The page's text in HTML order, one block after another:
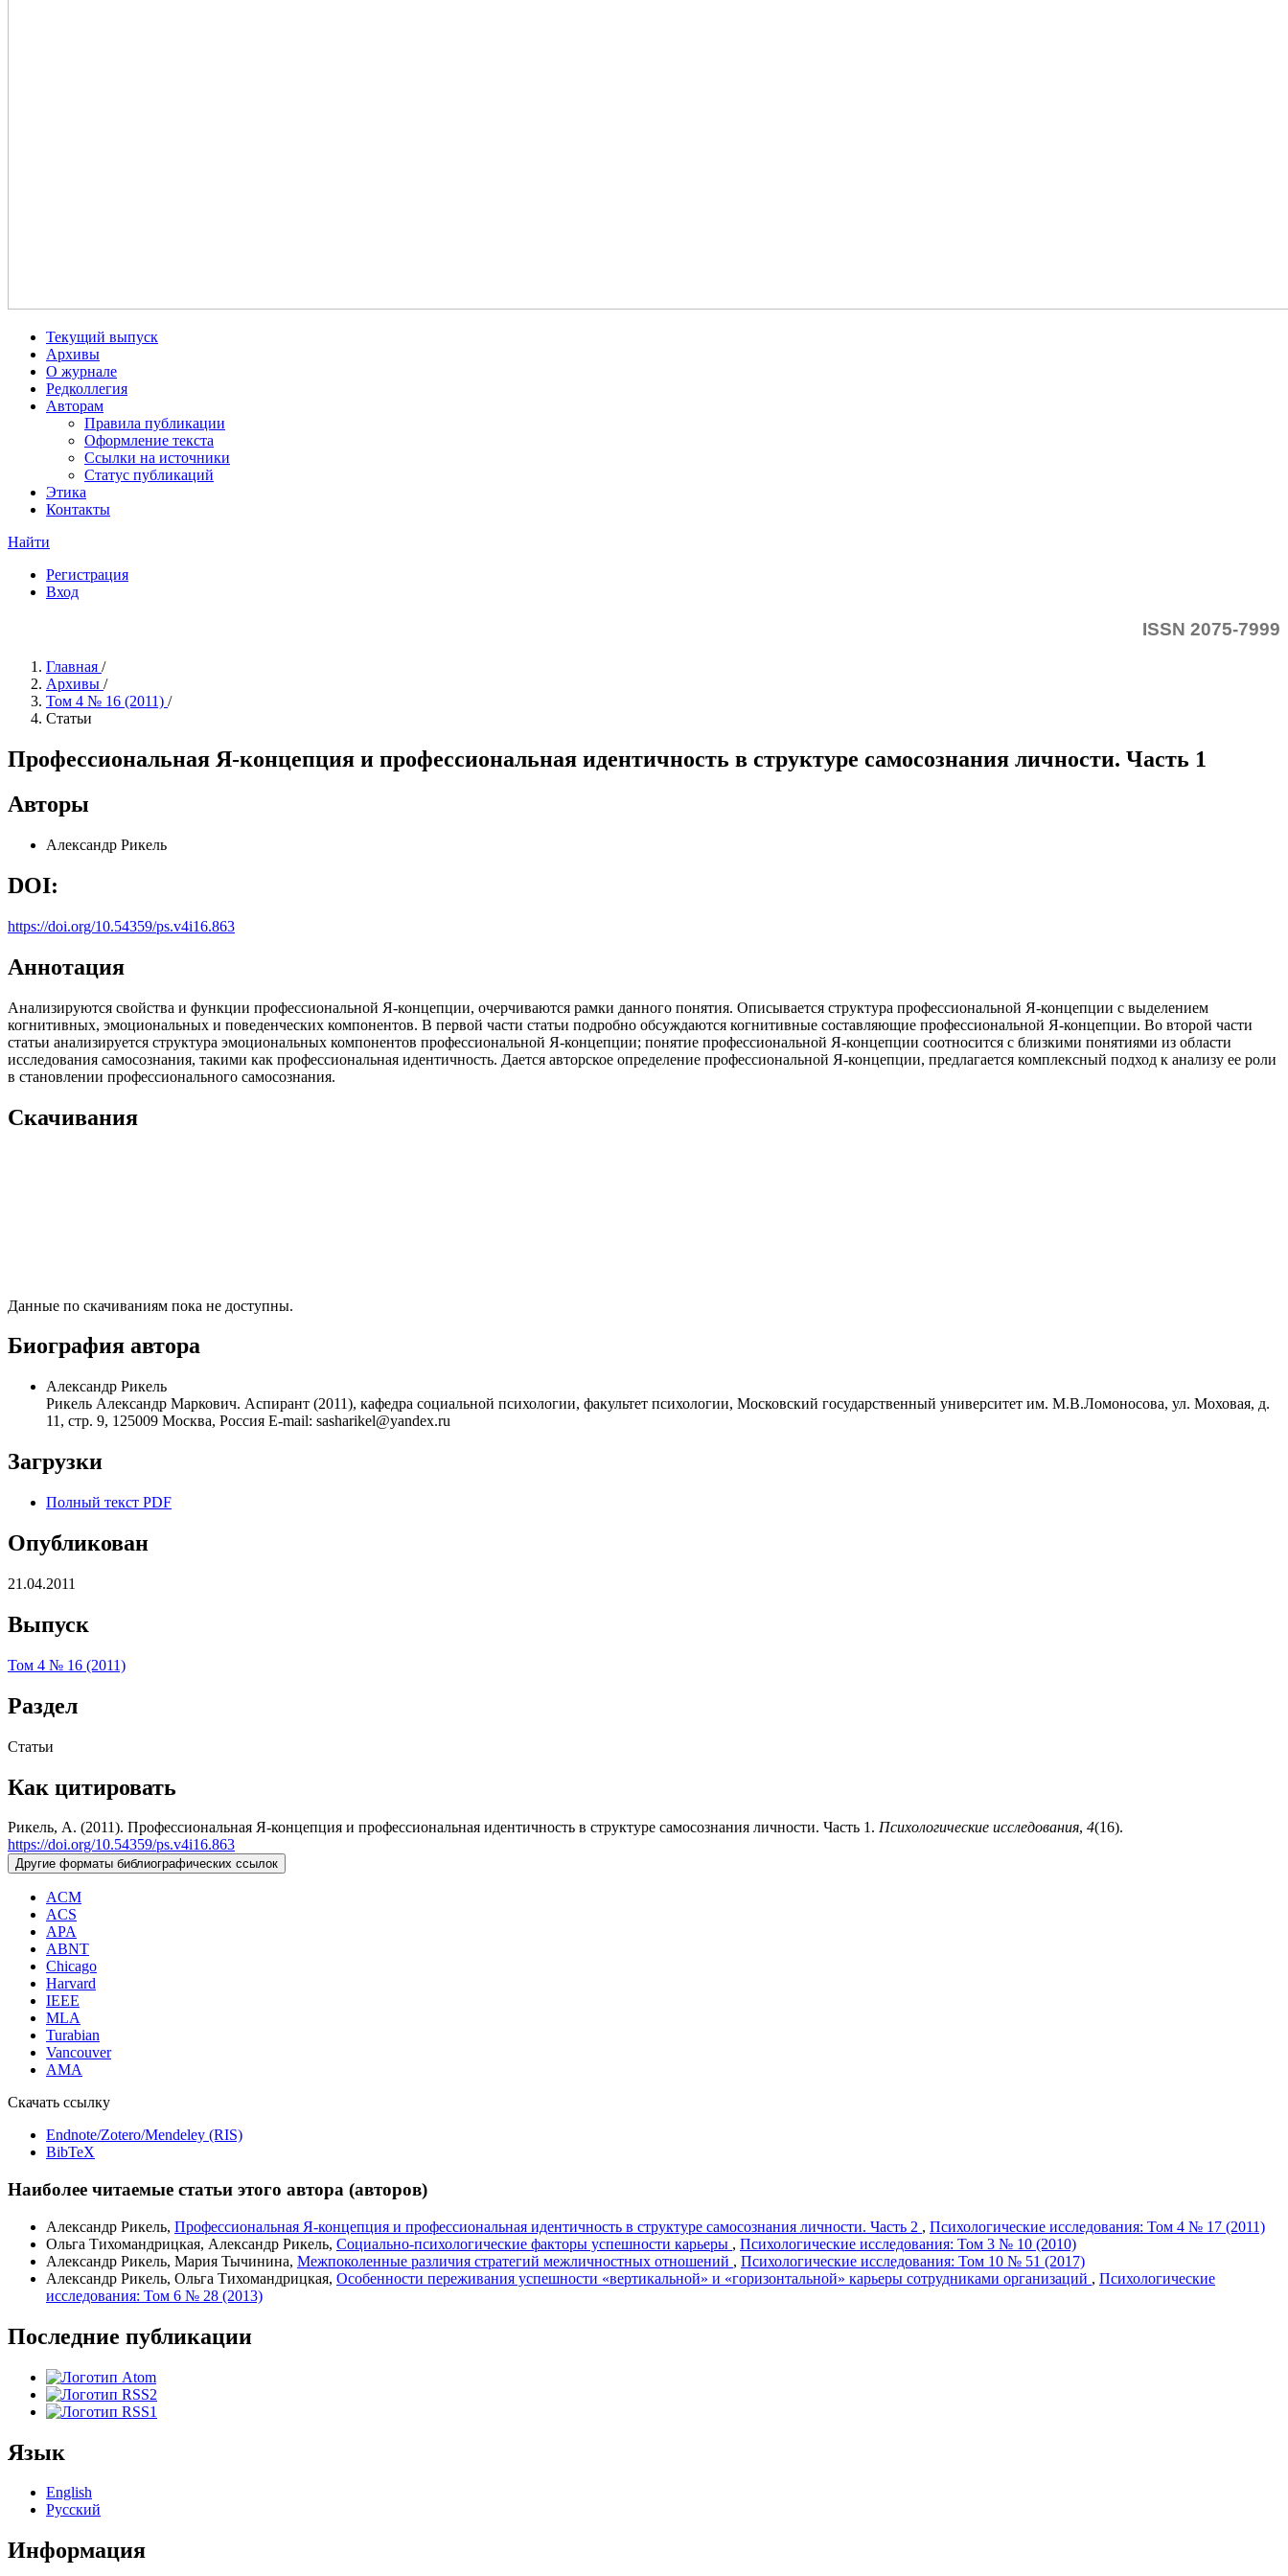
Текущий выпуск
Архивы
О журнале
Редколлегия
Авторам
Правила публикации
Оформление текста
Ссылки на источники
Статус публикаций
Этика
Контакты
Найти
Регистрация
Вход
ISSN 2075-7999
Главная /
Архивы /
Том 4 № 16 (2011) /
Статьи
Профессиональная Я-концепция и профессиональная идентичность в структуре самосознания личности. Часть 1
Авторы
Александр Рикель
DOI:
https://doi.org/10.54359/ps.v4i16.863
Аннотация
Анализируются свойства и функции профессиональной Я-концепции, очерчиваются рамки данного понятия. Описывается структура профессиональной Я-концепции с выделением
когнитивных, эмоциональных и поведенческих компонентов. В первой части статьи подробно обсуждаются когнитивные составляющие профессиональной Я-концепции. Во второй части
статьи анализируется структура эмоциональных компонентов профессиональной Я-концепции; понятие профессиональной Я-концепции соотносится с близкими понятиями из области
исследования самосознания, такими как профессиональная идентичность. Дается авторское определение профессиональной Я-концепции, предлагается комплексный подход к анализу ее роли
в становлении профессионального самосознания.
Скачивания
Данные по скачиваниям пока не доступны.
Биография автора
Александр Рикель
Рикель Александр Маркович. Аспирант (2011), кафедра социальной психологии, факультет психологии, Московский государственный университет им. М.В.Ломоносова, ул. Моховая, д.
11, стр. 9, 125009 Москва, Россия E-mail: sasharikel@yandex.ru
Загрузки
Полный текст PDF
Опубликован
21.04.2011
Выпуск
Том 4 № 16 (2011)
Раздел
Статьи
Как цитировать
Рикель, А. (2011). Профессиональная Я-концепция и профессиональная идентичность в структуре самосознания личности. Часть 1. Психологические исследования, 4(16).
https://doi.org/10.54359/ps.v4i16.863
Другие форматы библиографических ссылок
ACM
ACS
APA
ABNT
Chicago
Harvard
IEEE
MLA
Turabian
Vancouver
AMA
Скачать ссылку
Endnote/Zotero/Mendeley (RIS)
BibTeX
Наиболее читаемые статьи этого автора (авторов)
Александр Рикель, Профессиональная Я-концепция и профессиональная идентичность в структуре самосознания личности. Часть 2 , Психологические исследования: Том 4 № 17 (2011)
Ольга Тихомандрицкая, Александр Рикель, Социально-психологические факторы успешности карьеры , Психологические исследования: Том 3 № 10 (2010)
Александр Рикель, Мария Тычинина, Межпоколенные различия стратегий межличностных отношений , Психологические исследования: Том 10 № 51 (2017)
Александр Рикель, Ольга Тихомандрицкая, Особенности переживания успешности «вертикальной» и «горизонтальной» карьеры сотрудниками организаций , Психологические
исследования: Том 6 № 28 (2013)
Последние публикации
Язык
English
Русский
Информация